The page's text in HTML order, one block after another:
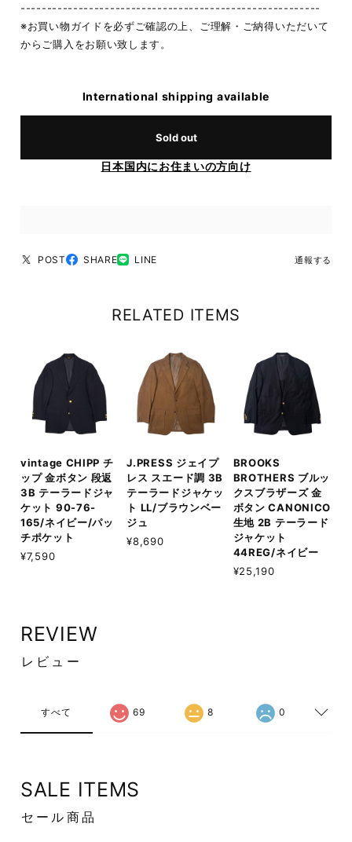
---------------------------------------------------------
※お買い物ガイドを必ずご確認の上、ご理解・ご納得いただいて
からご購入をお願い致します。
International shipping available
Sold out
日本国内にお住まいの方向け
POST SHARE LINE 通報する
RELATED ITEMS
vintage CHIPP チ
ップ 金ボタン 段返
3B テーラードジャ
ケット 90-76-
165/ネイビー/パッ
チポケット
¥7,590
J.PRESS ジェイプ
レス スエード調 3B
テーラードジャケッ
ト LL/ブラウンベー
ジュ
¥8,690
BROOKS
BROTHERS ブルッ
クスブラザーズ 金
ボタン CANONICO
生地 2B テーラード
ジャケット
44REG/ネイビー
¥25,190
REVIEW
レビュー
すべて 69 8 0
SALE ITEMS
セール商品